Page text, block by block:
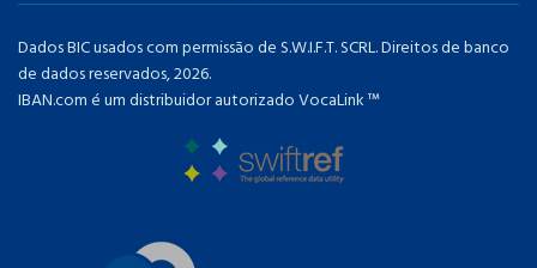
Dados BIC usados ​​com permissão de S.W.I.F.T. SCRL. Direitos de banco
de dados reservados, 2026.
IBAN.com é um distribuidor autorizado VocaLink ™